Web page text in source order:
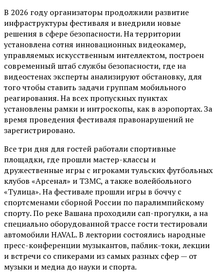
В 2026 году организаторы продолжили развитие
инфраструктуры фестиваля и внедрили новые
решения в сфере безопасности. На территории
установлена сотня инновационных видеокамер,
управляемых искусственным интеллектом, построен
современный штаб службы безопасности, где на
видеостенах эксперты анализируют обстановку, для
того чтобы ставить задачи группам мобильного
реагирования. На всех пропускных пунктах
установлены рамки и интроскопы, как в аэропортах. За
время проведения фестиваля правонарушений не
зарегистрировано.
Все три дня для гостей работали спортивные
площадки, где прошли мастер-классы и
дружественные игры с игроками тульских футбольных
клубов «Арсенал» и ТЗМС, а также волейбольного
«Тулица». На фестивале прошли игры в боччу с
спортсменами сборной России по паралимпийскому
спорту. По реке Вашана проходили сап-прогулки, а на
специально оборудованной трассе гости тестировали
автомобили HAVAL. В лектории состоялись народные
пресс-конференции музыкантов, паблик-токи, лекции
и встречи со спикерами из самых разных сфер — от
музыки и медиа до науки и спорта.